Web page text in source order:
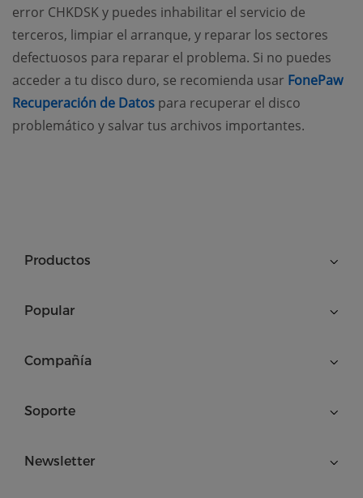
error CHKDSK y puedes inhabilitar el servicio de
terceros, limpiar el arranque, y reparar los sectores
defectuosos para reparar el problema. Si no puedes
acceder a tu disco duro, se recomienda usar FonePaw
Recuperación de Datos (opens new window)
para recuperar el disco
problemático y salvar tus archivos importantes.
Productos
Popular
Compañía
Soporte
Newsletter